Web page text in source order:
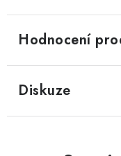
Hodnocení
Diskuze